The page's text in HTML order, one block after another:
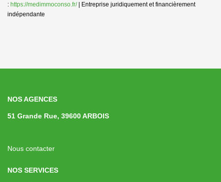
: https://medimmoconso.fr/| Entreprise juridiquement et financièrement
indépendante
NOS AGENCES
51 Grande Rue, 39600 ARBOIS
Nous contacter
NOS SERVICES